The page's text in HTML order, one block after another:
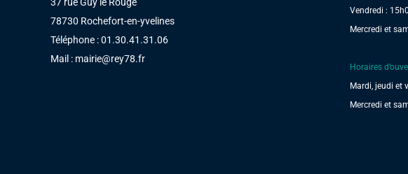
78730 Rochefort-en-yvelines
Téléphone : 01.30.41.31.06
Mail : mairie@rey78.fr
Vendredi :
Mercredi et
Horaires
Mardi, jeudi et
Mercredi et